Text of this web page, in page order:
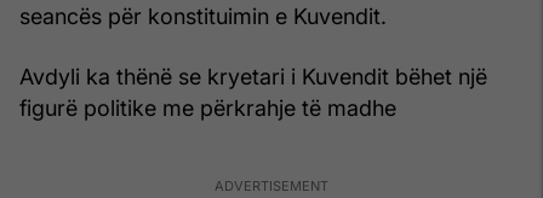
seancës për konstituimin e Kuvendit.
Avdyli ka thënë se kryetari i Kuvendit bëhet një
figurë politike me përkrahje të madhe